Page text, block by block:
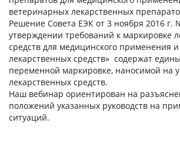
ветеринарных лекарственных
Решение Совета ЕЭК от 3 ноября 2016 г.
утверждении требований к маркировке
средств для медицинского применения
лекарственных средств» содержат
переменной маркировке, наносимой на
лекарственных средств.
Наш вебинар ориентирован на
положений указанных руководств на
ситуаций.